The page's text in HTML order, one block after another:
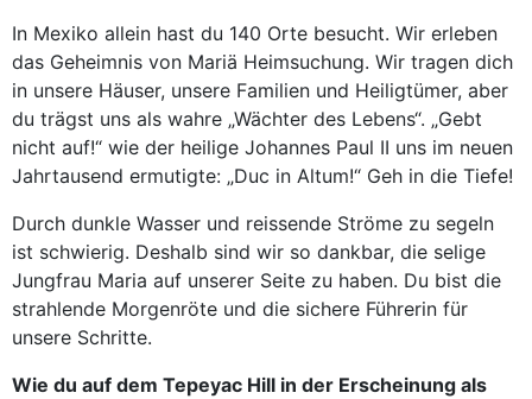
In Mexiko allein hast du 140 Orte besucht. Wir erleben
das Geheimnis von Mariä Heimsuchung. Wir tragen dich
in unsere Häuser, unsere Familien und Heiligtümer, aber
du trägst uns als wahre „Wächter des Lebens“. „Gebt
nicht auf!“ wie der heilige Johannes Paul II uns im neuen
Jahrtausend ermutigte: „Duc in Altum!“ Geh in die Tiefe!
Durch dunkle Wasser und reissende Ströme zu segeln
ist schwierig. Deshalb sind wir so dankbar, die selige
Jungfrau Maria auf unserer Seite zu haben. Du bist die
strahlende Morgenröte und die sichere Führerin für
unsere Schritte.
Wie du auf dem Tepeyac Hill in der Erscheinung als